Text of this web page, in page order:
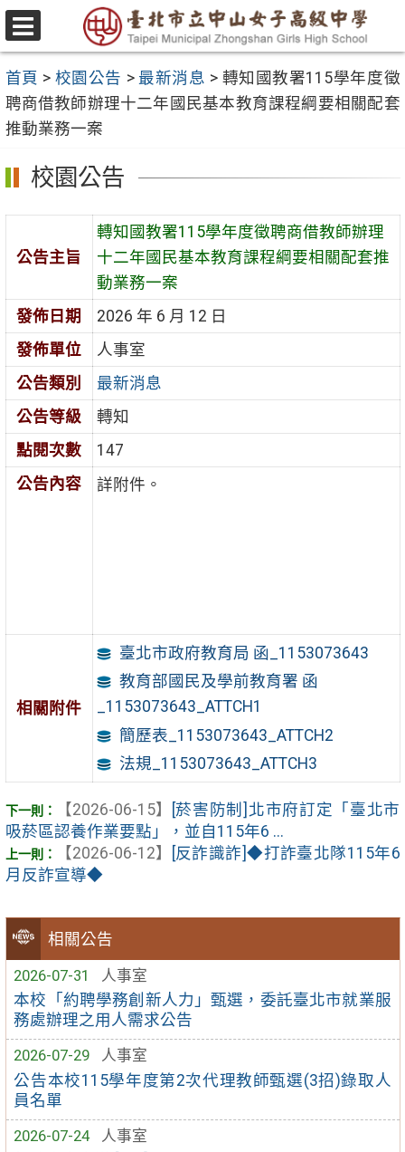
跳
至
要
內
容
區
選
單
首頁 > 校園公告 > 最新消息 > 轉知國教署115學年度徵
聘商借教師辦理十二年國民基本教育課程綱要相關配套
推動業務一案
相關公告
2026-07-31
人事室
本校「約聘學務創新人力」甄選，委託臺北市就業服
務處辦理之用人需求公告
2026-07-29
人事室
公告本校115學年度第2次代理教師甄選(3招)錄取人
員名單
2026-07-24
人事室
校園公告
公告主旨
轉知國教署115學年度徵聘商借教師辦理
十二年國民基本教育課程綱要相關配套推
動業務一案
發佈日期
2026 年 6 月 12 日
發佈單位
人事室
公告類別
最新消息
公告等級
轉知
點閱次數
147
公告內容
詳附件。
相關附件
臺北市政府教育局 函_1153073643
教育部國民及學前教育署 函
_1153073643_ATTCH1
簡歷表_1153073643_ATTCH2
法規_1153073643_ATTCH3
【2026-06-15】
[菸害防制]北市府訂定「臺北市
吸菸區認養作業要點」，並自115年6 ...
【2026-06-12】
[反詐識詐]◆打詐臺北隊115年6
月反詐宣導◆